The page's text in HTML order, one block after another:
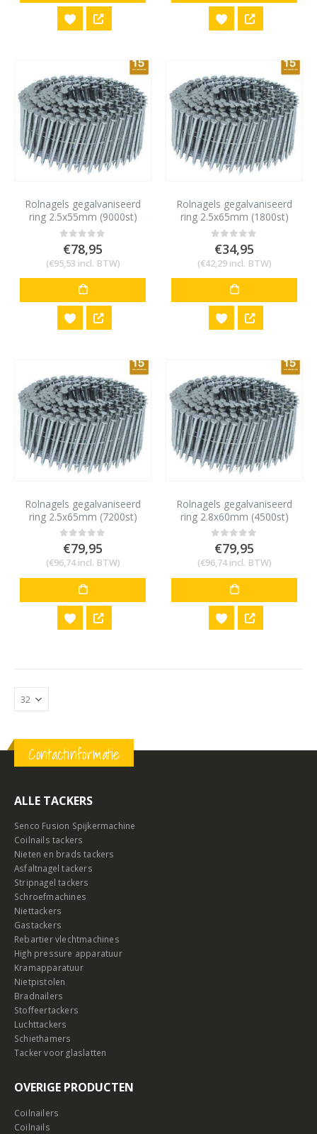
Rolnagels gegalvaniseerd
ring 2.5x55mm (9000st)
0out of 5
€78,95
(€95,53 incl. BTW)
Rolnagels gegalvaniseerd
ring 2.5x65mm (1800st)
0out of 5
€34,95
(€42,29incl. BTW)
Rolnagels gegalvaniseerd
ring 2.5x65mm (7200st)
0out of 5
€79,95
(€96,74incl. BTW)
Rolnagels gegalvaniseerd
ring 2.8x60mm (4500st)
0out of 5
€79,95
(€96,74incl. BTW)
Contactinformatie
ALLE TACKERS
Senco Fusion Spijkermachine
Coilnails tackers
Nieten en brads tackers
Asfaltnagel tackers
Stripnagel tackers
Schroefmachines
Niettackers
Gastackers
Rebartier vlechtmachines
High pressure apparatuur
Kramapparatuur
Nietpistolen
Bradnailers
Stoffeertackers
Luchttackers
Schiethamers
Tacker voor glaslatten
OVERIGE PRODUCTEN
Coilnailers
Coilnails